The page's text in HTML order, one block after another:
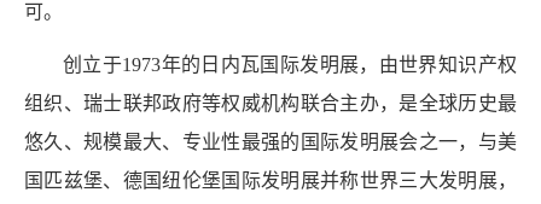
可。
创立于1973年的日内瓦国际发明展，由世界知识产权
组织、瑞士联邦政府等权威机构联合主办，是全球历史最
悠久、规模最大、专业性最强的国际发明展会之一，与美
国匹兹堡、德国纽伦堡国际发明展并称世界三大发明展，